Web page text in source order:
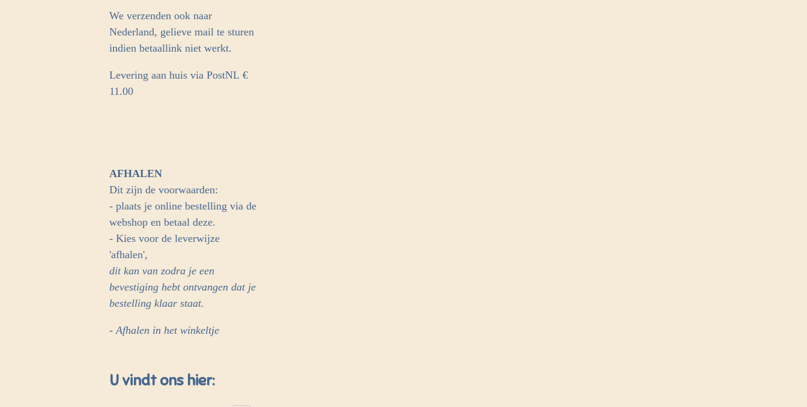
We verzenden ook naar
Nederland, gelieve mail te sturen
indien betaallink niet werkt.
Levering aan huis via PostNL €
11.00
AFHALEN
Dit zijn de voorwaarden:
- plaats je online bestelling via de
webshop en betaal deze.
- Kies voor de leverwijze
'afhalen',
dit kan van zodra je een
bevestiging hebt ontvangen dat je
bestelling klaar staat.
- Afhalen in het winkeltje
U vindt ons hier: